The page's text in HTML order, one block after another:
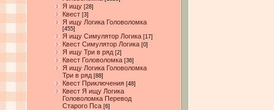
Я ищу [28]
Квест [3]
Я ищу Логика Головоломка
[455]
Я ищу Симулятор Логика [17]
Квест Симулятор Логика [0]
Я ищу Три в ряд [2]
Квест Головоломка [36]
Я ищу Логика Головоломка
Три в ряд [88]
Квест Приключения [48]
Квест Я ищу Логика
Головоломка Перевод
Старого Пса [6]